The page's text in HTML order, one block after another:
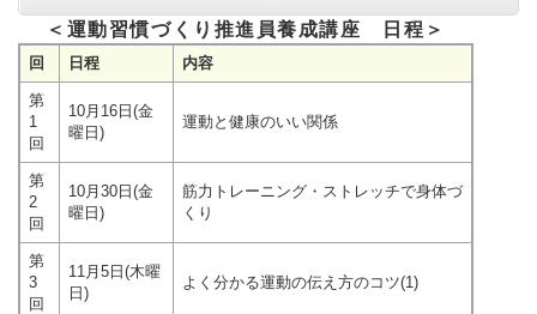
＜運動習慣づくり推進員養成講座 日程＞
回 日程 内容
第
1
回
10月16日(金
曜日)
運動と健康のいい関係
第
2
回
10月30日(金
曜日)
筋力トレーニング・ストレッチで身体づ
くり
第
3
回
11月5日(木曜
日)
よく分かる運動の伝え方のコツ(1)